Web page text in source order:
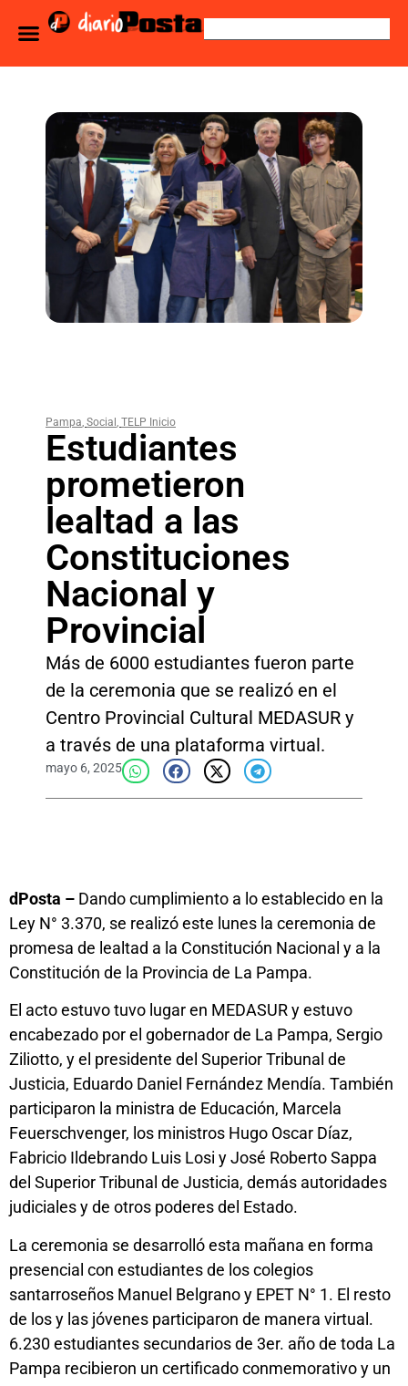
Pampa, Social , TELP Inicio
Estudiantes
prometieron
lealtad a las
Constituciones
Nacional y
Provincial
Más de 6000 estudiantes fueron parte
de la ceremonia que se realizó en el
Centro Provincial Cultural MEDASUR y
a través de una plataforma virtual.
mayo 6, 2025
dPosta – Dando cumplimiento a lo establecido en la
Ley N° 3.370, se realizó este lunes la ceremonia de
promesa de lealtad a la Constitución Nacional y a la
Constitución de la Provincia de La Pampa.
El acto estuvo tuvo lugar en MEDASUR y estuvo
encabezado por el gobernador de La Pampa, Sergio
Ziliotto, y el presidente del Superior Tribunal de
Justicia, Eduardo Daniel Fernández Mendía. También
participaron la ministra de Educación, Marcela
Feuerschvenger, los ministros Hugo Oscar Díaz,
Fabricio Ildebrando Luis Losi y José Roberto Sappa
del Superior Tribunal de Justicia, demás autoridades
judiciales y de otros poderes del Estado.
La ceremonia se desarrolló esta mañana en forma
presencial con estudiantes de los colegios
santarroseños Manuel Belgrano y EPET N° 1. El resto
de los y las jóvenes participaron de manera virtual.
6.230 estudiantes secundarios de 3er. año de toda La
Pampa recibieron un certificado conmemorativo y un